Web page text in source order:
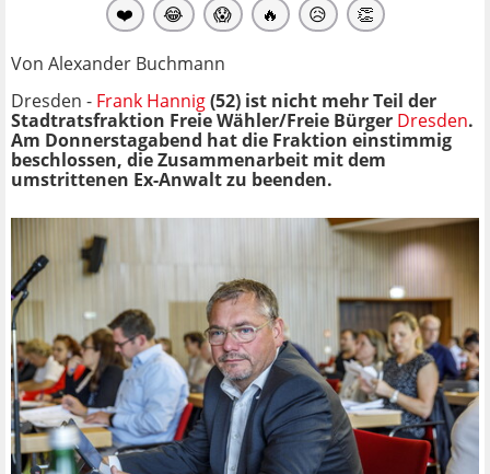
❤️ 😂 😱 🔥 😥 👏
Von Alexander Buchmann
Dresden - Frank Hannig(52) ist nicht mehr Teil der
Stadtratsfraktion Freie Wähler/Freie Bürger Dresden.
Am Donnerstagabend hat die Fraktion einstimmig
beschlossen, die Zusammenarbeit mit dem
umstrittenen Ex-Anwalt zu beenden.